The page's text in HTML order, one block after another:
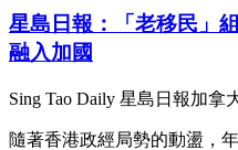
星島日報：「老移民」
融入加國
Sing Tao Daily 星島日報加拿
隨著香港政經局勢的動盪，